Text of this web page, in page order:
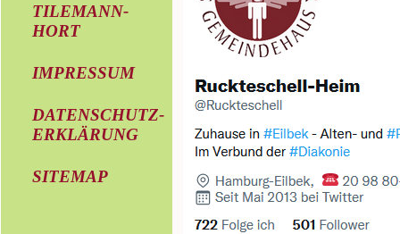
TILEMANN-
HORT
IMPRESSUM
DATENSCHUTZ-
ERKLÄRUNG
SITEMAP